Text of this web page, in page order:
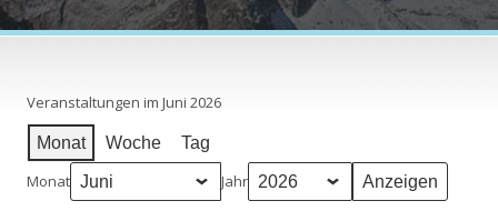
Veranstaltungen im Juni 2026
Monat Woche Tag
Monat Jahr